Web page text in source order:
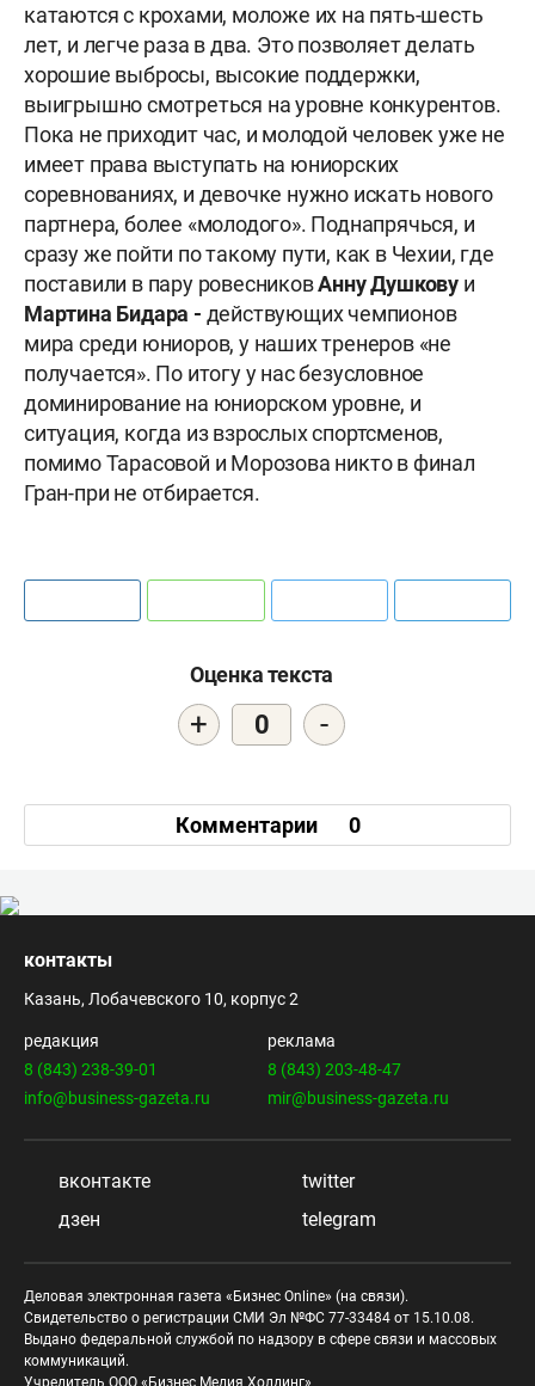
катаются с крохами, моложе их на пять-шесть
лет, и легче раза в два. Это позволяет делать
хорошие выбросы, высокие поддержки,
выигрышно смотреться на уровне конкурентов.
Пока не приходит час, и молодой человек уже не
имеет права выступать на юниорских
соревнованиях, и девочке нужно искать нового
партнера, более «молодого». Поднапрячься, и
сразу же пойти по такому пути, как в Чехии, где
поставили в пару ровесниковАнну Душкову и
Мартина Бидара - действующих чемпионов
мира среди юниоров, у наших тренеров «не
получается». По итогу у нас безусловное
доминирование на юниорском уровне, и
ситуация, когда из взрослых спортсменов,
помимо Тарасовой и Морозова никто в финал
Гран-при не отбирается.
Оценка текста
+ 0 -
Комментарии 0
контакты
Казань, Лобачевского 10, корпус 2
редакция
8 (843) 238-39-01
info@business-gazeta.ru
реклама
8 (843) 203-48-47
mir@business-gazeta.ru
вконтакте
twitter
дзен
telegram
Деловая электронная газета «Бизнес Online» (на связи).
Свидетельство о регистрации СМИ Эл №ФС 77-33484 от 15.10.08.
Выдано федеральной службой по надзору в сфере связи и массовых
коммуникаций.
Учредитель ООО «Бизнес Медия Холдинг»